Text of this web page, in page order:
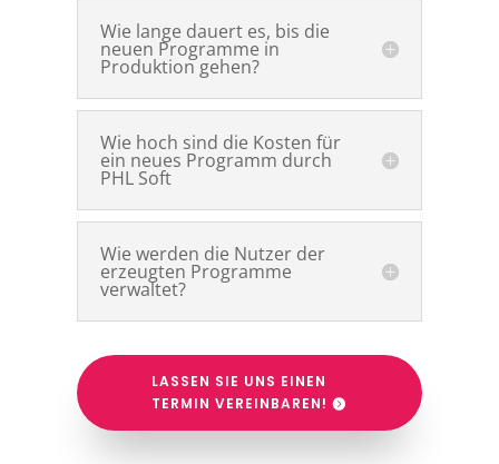
Wie lange dauert es, bis die
neuen Programme in
Produktion gehen?
Wie hoch sind die Kosten für
ein neues Programm durch
PHL Soft
Wie werden die Nutzer der
erzeugten Programme
verwaltet?
LASSEN SIE UNS EINEN
TERMIN VEREINBAREN!